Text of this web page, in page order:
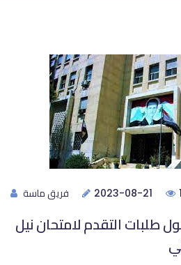
فريق ماسة 2023-08-21
طلبات التقدم لامتحان نيل